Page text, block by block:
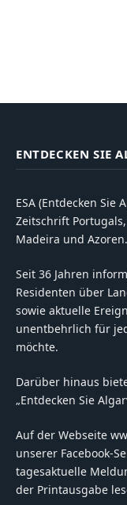
ENTDECKEN SIE
ESA (Entdecken Sie
Zeitschrift
Madeira und Azoren.
Seit 36 Jahren
Residenten über
sowie aktuelle
unentbehrlich für
möchte.
Darüber hinaus
„Entdecken Sie
Auf der Webseite
unserer Facebook-
tagesaktuelle
der Printausgabe